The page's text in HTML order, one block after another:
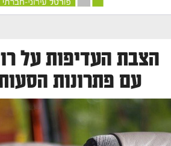
הצבת העדיפות על
עם פתרונות